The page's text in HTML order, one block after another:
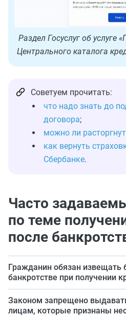
Раздел Госуслуг об услуге
Центрального каталога
Советуем прочитать:
что надо знать до
договора;
можно ли
как вернуть
Сбербанке.
Часто
по теме
после
Гражданин обязан извещать
банкротстве при получении
Да.
Законом запрещено
лицам, которые признаны